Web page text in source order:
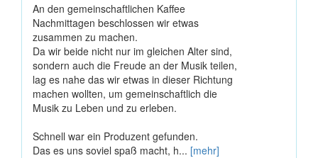
An den gemeinschaftlichen Kaffee
Nachmittagen beschlossen wir etwas
zusammen zu machen.
Da wir beide nicht nur im gleichen Alter sind,
sondern auch die Freude an der Musik teilen,
lag es nahe das wir etwas in dieser Richtung
machen wollten, um gemeinschaftlich die
Musik zu Leben und zu erleben.
Schnell war ein Produzent gefunden.
Das es uns soviel spaß macht, h... [mehr]